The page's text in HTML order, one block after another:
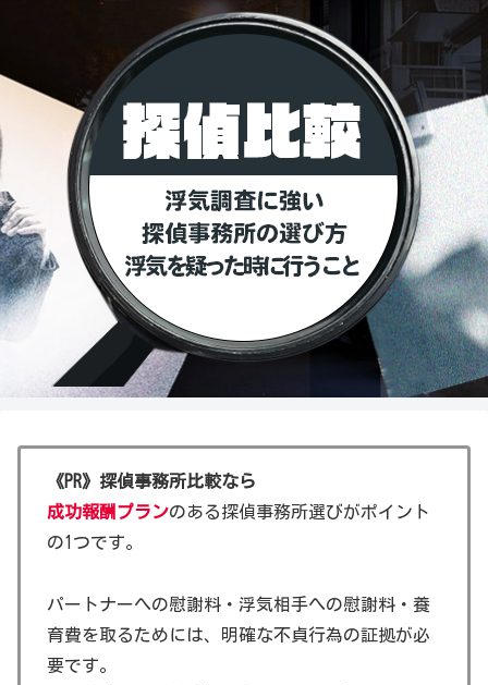
《PR》探偵事務所比較なら
成功報酬プランのある探偵事務所選びがポイント
の1つです。
パートナーへの慰謝料・浮気相手への慰謝料・養
育費を取るためには、明確な不貞行為の証拠が必
要です。